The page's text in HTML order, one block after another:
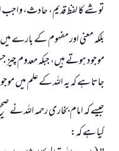
تو شے کا لفظ قدیم، حادث، واجب
بلکہ معنی اور مفہوم کے بارے
موجود ہوتے ہیں، جبکہ معدوم
جاتا ہے کہ یہ اللہ کے علم میں
کیا ہے کہ: